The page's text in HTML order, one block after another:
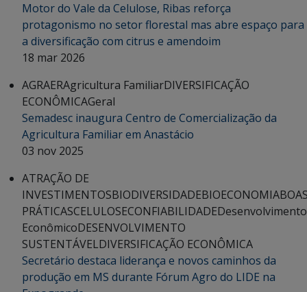
Motor do Vale da Celulose, Ribas reforça
protagonismo no setor florestal mas abre espaço para
a diversificação com citrus e amendoim
18 mar 2026
AGRAERAgricultura FamiliarDIVERSIFICAÇÃO
ECONÔMICAGeral
Semadesc inaugura Centro de Comercialização da
Agricultura Familiar em Anastácio
03 nov 2025
ATRAÇÃO DE
INVESTIMENTOSBIODIVERSIDADEBIOECONOMIA
PRÁTICASCELULOSECONFIABILIDADEDesenvolvimento
EconômicoDESENVOLVIMENTO
SUSTENTÁVELDIVERSIFICAÇÃO ECONÔMICA
Secretário destaca liderança e novos caminhos da
produção em MS durante Fórum Agro do LIDE na